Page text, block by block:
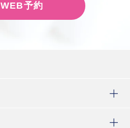
WEB予約